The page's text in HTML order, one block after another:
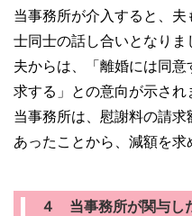
当事務所が介入すると、
士同士の話し合いとなりま
夫からは、「離婚には同
求する」との意向が示され
当事務所は、慰謝料の請
あったことから、減額を求
４ 当事務所が関与し